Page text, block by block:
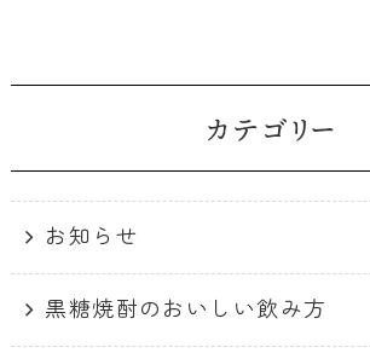
o
カテゴリー
お知らせ
黒糖焼酎のおいしい飲み方